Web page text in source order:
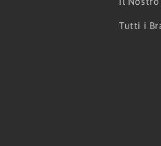
Tutti i